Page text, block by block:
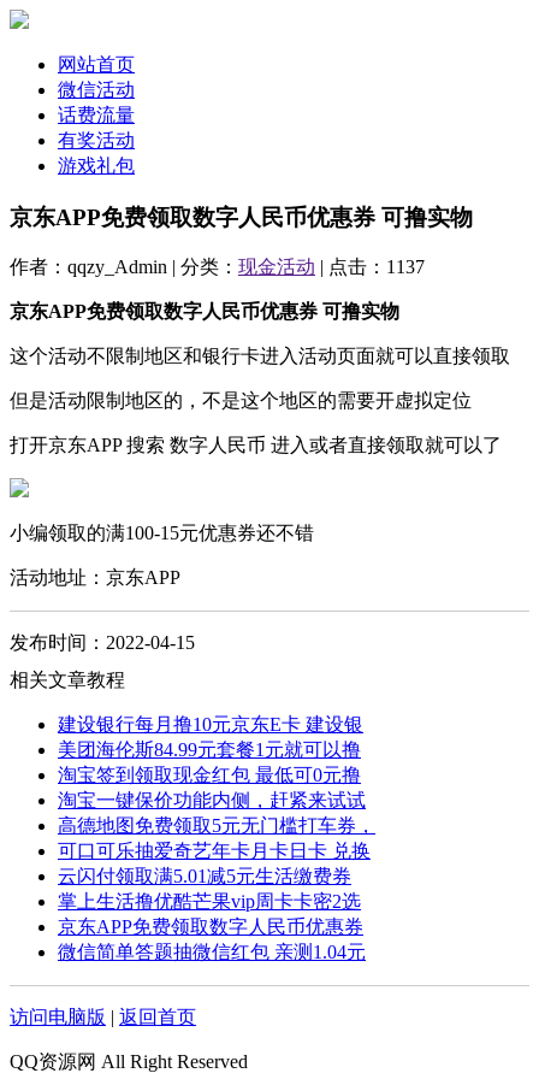
网站首页
微信活动
话费流量
有奖活动
游戏礼包
京东APP免费领取数字人民币优惠券 可撸实物
作者：qqzy_Admin | 分类： 现金活动 | 点击：1137
京东APP免费领取数字人民币优惠券 可撸实物
这个活动不限制地区和银行卡进入活动页面就可以直接领取
但是活动限制地区的，不是这个地区的需要开虚拟定位
打开京东APP 搜索 数字人民币 进入或者直接领取就可以了
小编领取的满100-15元优惠券还不错
活动地址：京东APP
发布时间：2022-04-15
相关文章教程
建设银行每月撸10元京东E卡 建设银
美团海伦斯84.99元套餐1元就可以撸
淘宝签到领取现金红包 最低可0元撸
淘宝一键保价功能内侧，赶紧来试试
高德地图免费领取5元无门槛打车券，
可口可乐抽爱奇艺年卡月卡日卡 兑换
云闪付领取满5.01减5元生活缴费券
掌上生活撸优酷芒果vip周卡卡密2选
京东APP免费领取数字人民币优惠券
微信简单答题抽微信红包 亲测1.04元
访问电脑版 | 返回首页
QQ资源网 All Right Reserved